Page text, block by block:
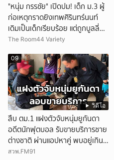
"หนุ่ม กรรชัย" เปิดปม! เด็ก ม.3 ผู้
ก่อเหตุกราดยิงเทพศิรินทร์นนท์
เดิมเป็นเด็กเรียบร้อย แต่ถูกบูลลี่
หนัก คาดแรงกดดันสะสมกลายเป็น
The Room44 Variety
วิดีโอ
09
สืบ ตม.1 แฝงตัวจับหนุ่มยูกันดา
อดีตนักฟุตบอล รับขายบริการชาย
ต่างชาติ ผ่านแอปหาคู่ พบอยู่เกิน
กำหนดอนุญาต
สวพ.FM91